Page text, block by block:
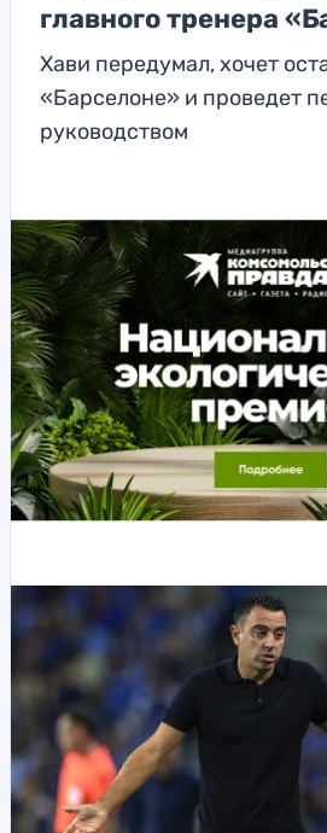
главного тренера
Хави передумал, хочет
«Барселоне» и проведет
руководством